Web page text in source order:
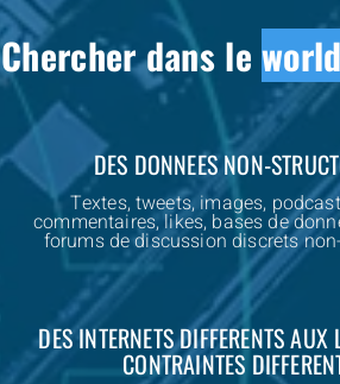
Chercher dans le
DES DONNEES NON-
Textes, tweets, images,
commentaires, likes, bases de
forums de discussion discrets
DES INTERNETS DIFFERENTS AUX
CONTRAINTES